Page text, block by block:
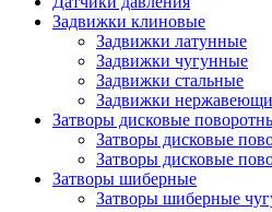
Задвижки клиновые
Задвижки латунные
Задвижки чугунные
Задвижки стальные
Задвижки
Затворы дисковые
Затворы дисковые
Затворы дисковые
Затворы шиберные
Затворы шиберные